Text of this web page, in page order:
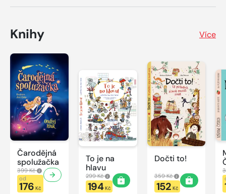
Knihy Více
Čarodějná
spolužačka
399 Kč
od
176 Kč
To je na
hlavu
299 Kč
194Kč
Dočti to!
359 Kč
152 Kč